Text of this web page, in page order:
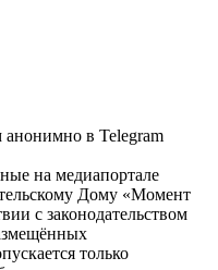
в Telegram
на медиапортале
Дому «Момент
с законодательством
только